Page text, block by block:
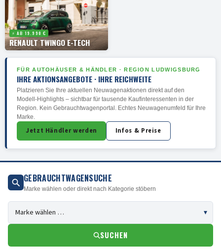
⚡ AB 19.990 €
RENAULT TWINGO E-TECH
FÜR AUTOHÄUSER & HÄNDLER · REGION LUDWIGSBURG
IHRE AKTIONSANGEBOTE · IHRE REICHWEITE
Platzieren Sie Ihre aktuellen Neuwagenaktionen direkt auf den
Modell-Highlights – sichtbar für tausende Kaufinteressenten in der
Region. Kein Gebrauchtwagenportal. Echtes Neuwagenumfeld für Ihre
Marke.
Jetzt Händler werden Infos & Preise
GEBRAUCHTWAGENSUCHE
Marke wählen oder direkt nach Kategorie stöbern
SUCHEN